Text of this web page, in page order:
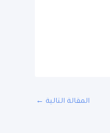
المقالة التالية ←